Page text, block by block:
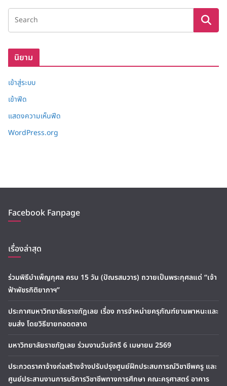
ง
ก็
นิยาม
เข้าสู่ระบบ
เข้าฟีด
แสดงความเห็นฟีด
WordPress.org
Facebook Fanpage
เรื่องล่าสุด
ร่วมพิธีบำเพ็ญกุศล ครบ 15 วัน (ปัณรสมวาร) ถวายเป็นพระกุศลแด่ “เจ้า
ฟ้าพัชรกิติยาภาฯ”
ประกาศมหาวิทยาลัยราชภัฏเลย เรื่อง การจำหน่ายครุภัณฑ์ยานพาหนะและ
ขนส่ง โดยวิธีขายทอดตลาด
มหาวิทยาลัยราชภัฏเลย ร่วมงานวันจักรี 6 เมษายน 2569
ประกวดราคาจ้างก่อสร้างจ้างปรับปรุงศูนย์ฝึกประสบการณ์วิชาชีพครู และ
ศูนย์ประสานงานการบริการวิชาชีพทางการศึกษา คณะครุศาสตร์ อาคาร